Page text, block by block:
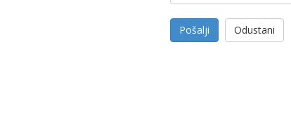
Pošalji Odustani